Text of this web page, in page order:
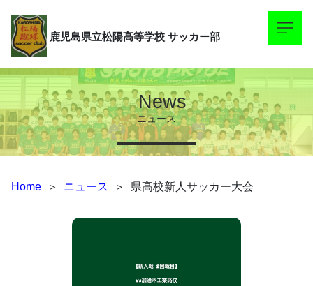
鹿児島県立松陽高等学校 サッカー部
ニュース
News
Home ＞ ニュース ＞ 県高校新人サッカー大会